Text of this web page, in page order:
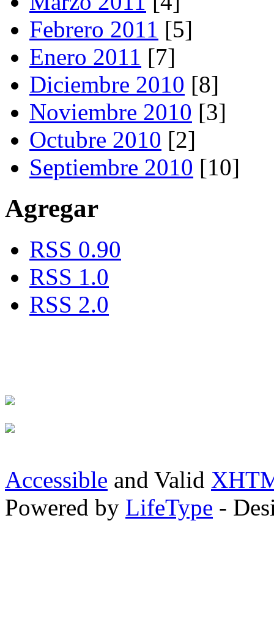
Febrero 2011 [5]
Enero 2011 [7]
Diciembre 2010 [8]
Noviembre 2010 [3]
Octubre 2010 [2]
Septiembre 2010 [10]
Agregar
RSS 0.90
RSS 1.0
RSS 2.0
Accessible and Valid
Powered by LifeType -